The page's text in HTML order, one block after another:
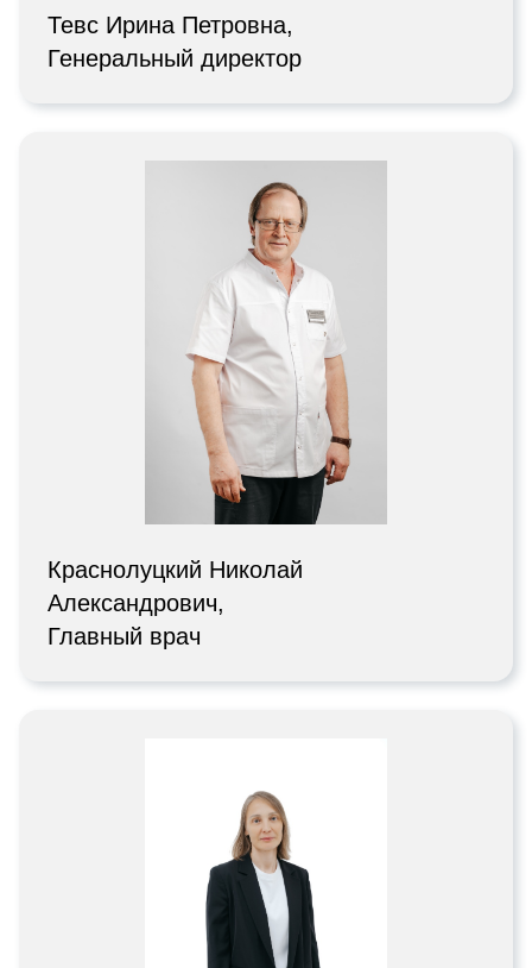
Тевс Ирина Петровна,
Генеральный директор
Краснолуцкий Николай
Александрович,
Главный врач